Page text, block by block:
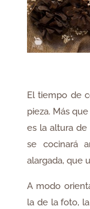
El tiempo de
pieza. Más
es la altura de
se cocinará
alargada, que
A modo
la de la foto,